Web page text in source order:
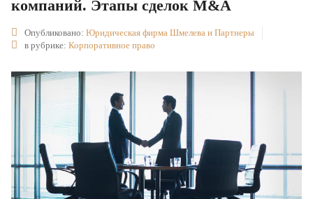
компаний. Этапы сделок M&A
Опубликовано: Юридическая фирма Шмелева и Партнеры
в рубрике: Корпоративное право